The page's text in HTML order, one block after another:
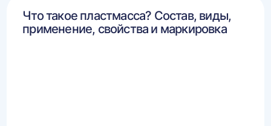
Что такое пластмасса? Состав, виды,
применение, свойства и маркировка